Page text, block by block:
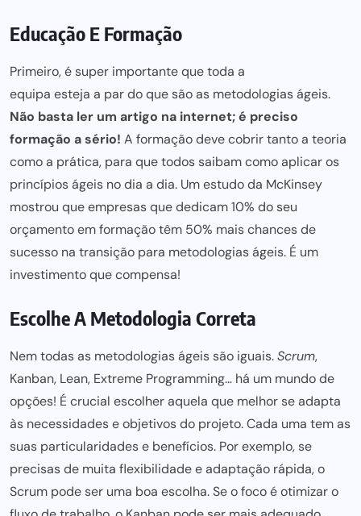
Educação E Formação
Primeiro, é super importante que toda a
equipa esteja a pardo que são as metodologias ágeis.
Não basta ler um artigo na internet; é preciso
formação a sério! A formação deve cobrir tanto a teoria
como a prática, para que todos saibam como aplicar os
princípios ágeis no dia a dia. Um estudo da McKinsey
mostrou que empresas que dedicam 10% do seu
orçamento em formação têm 50% mais chances de
sucesso na transição para metodologias ágeis. É um
investimento que compensa!
Escolhe A Metodologia Correta
Nem todas as metodologias ágeis são iguais.Scrum,
Kanban, Lean, Extreme Programming… há um mundo de
opções! É crucial escolher aquela que melhorse adapta
às necessidades e objetivos do projeto. Cada uma tem as
suas particularidades e benefícios. Por exemplo, se
precisas de muita flexibilidade e adaptação rápida, o
Scrum pode ser uma boa escolha. Se o foco é otimizar o